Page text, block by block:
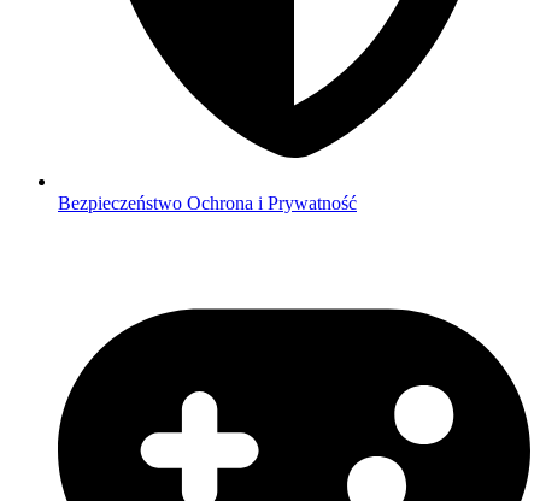
Bezpieczeństwo Ochrona i Prywatność